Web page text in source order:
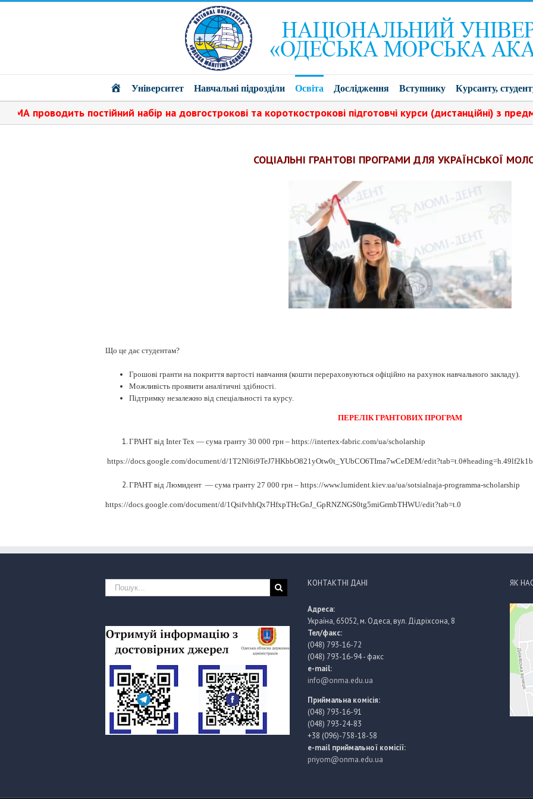
Головна
Університет Навчальні підрозділи Освіта Дослідження Вступнику Курсанту,
проводить постійний набір на довгострокові та короткострокові підготовчі курси (дистанційні) з
СОЦІАЛЬНІ ГРАНТОВІ ПРОГРАМИ ДЛЯ УКРАЇНСЬКОЇ
Що це дає студентам?
Грошові гранти на покриття вартості навчання (кошти перераховуються офіційно на рахунок навчального закладу).
Можливість проявити аналітичні здібності.
Підтримку незалежно від спеціальності та курсу.
ПЕРЕЛІК ГРАНТОВИХ ПРОГРАМ
ГРАНТ від Inter Tex — сума гранту 30 000 грн – https://intertex-fabric.com/ua/scholarship
https://docs.google.com/document/d/1T2Nl6i9TeJ7HKbbO821yOtw0t_YUbCO6TIma7wCeDEM/
ГРАНТ від Люмидент — сума гранту 27 000 грн – https://www.lumident.kiev.ua/ua/sotsialnaja-programma-scholarship
https://docs.google.com/document/d/1QsifvhhQx7HfxpTHcGnJ_GpRNZNGS0tg5miGrmbTHWU/edit?tab=t.0
КОНТАКТНІ ДАНІ
Адреса:
Україна, 65052, м. Одеса, вул. Дідріхсона, 8
Тел/факс:
(048) 793-16-72
(048) 793-16-94 - факс
e-mail:
info@onma.edu.ua
Приймальна комісія:
(048) 793-16-91
(048) 793-24-83
+38 (096)-758-18-58
e-mail приймальної комісії:
priyom@onma.edu.ua
ЯК